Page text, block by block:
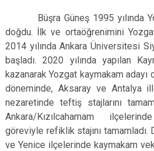
Büşra Güneş 1995 yılında
doğdu. İlk ve ortaöğrenimini
2014 yılında Ankara Üniversitesi
başladı. 2020 yılında yapılan
kazanarak Yozgat kaymakam adayı
döneminde, Aksaray ve Antalya
nezaretinde teftiş stajlarını
Ankara/Kızılcahamam
göreviyle refiklik stajını tamamladı.
ve Yenice ilçelerinde kaymakam